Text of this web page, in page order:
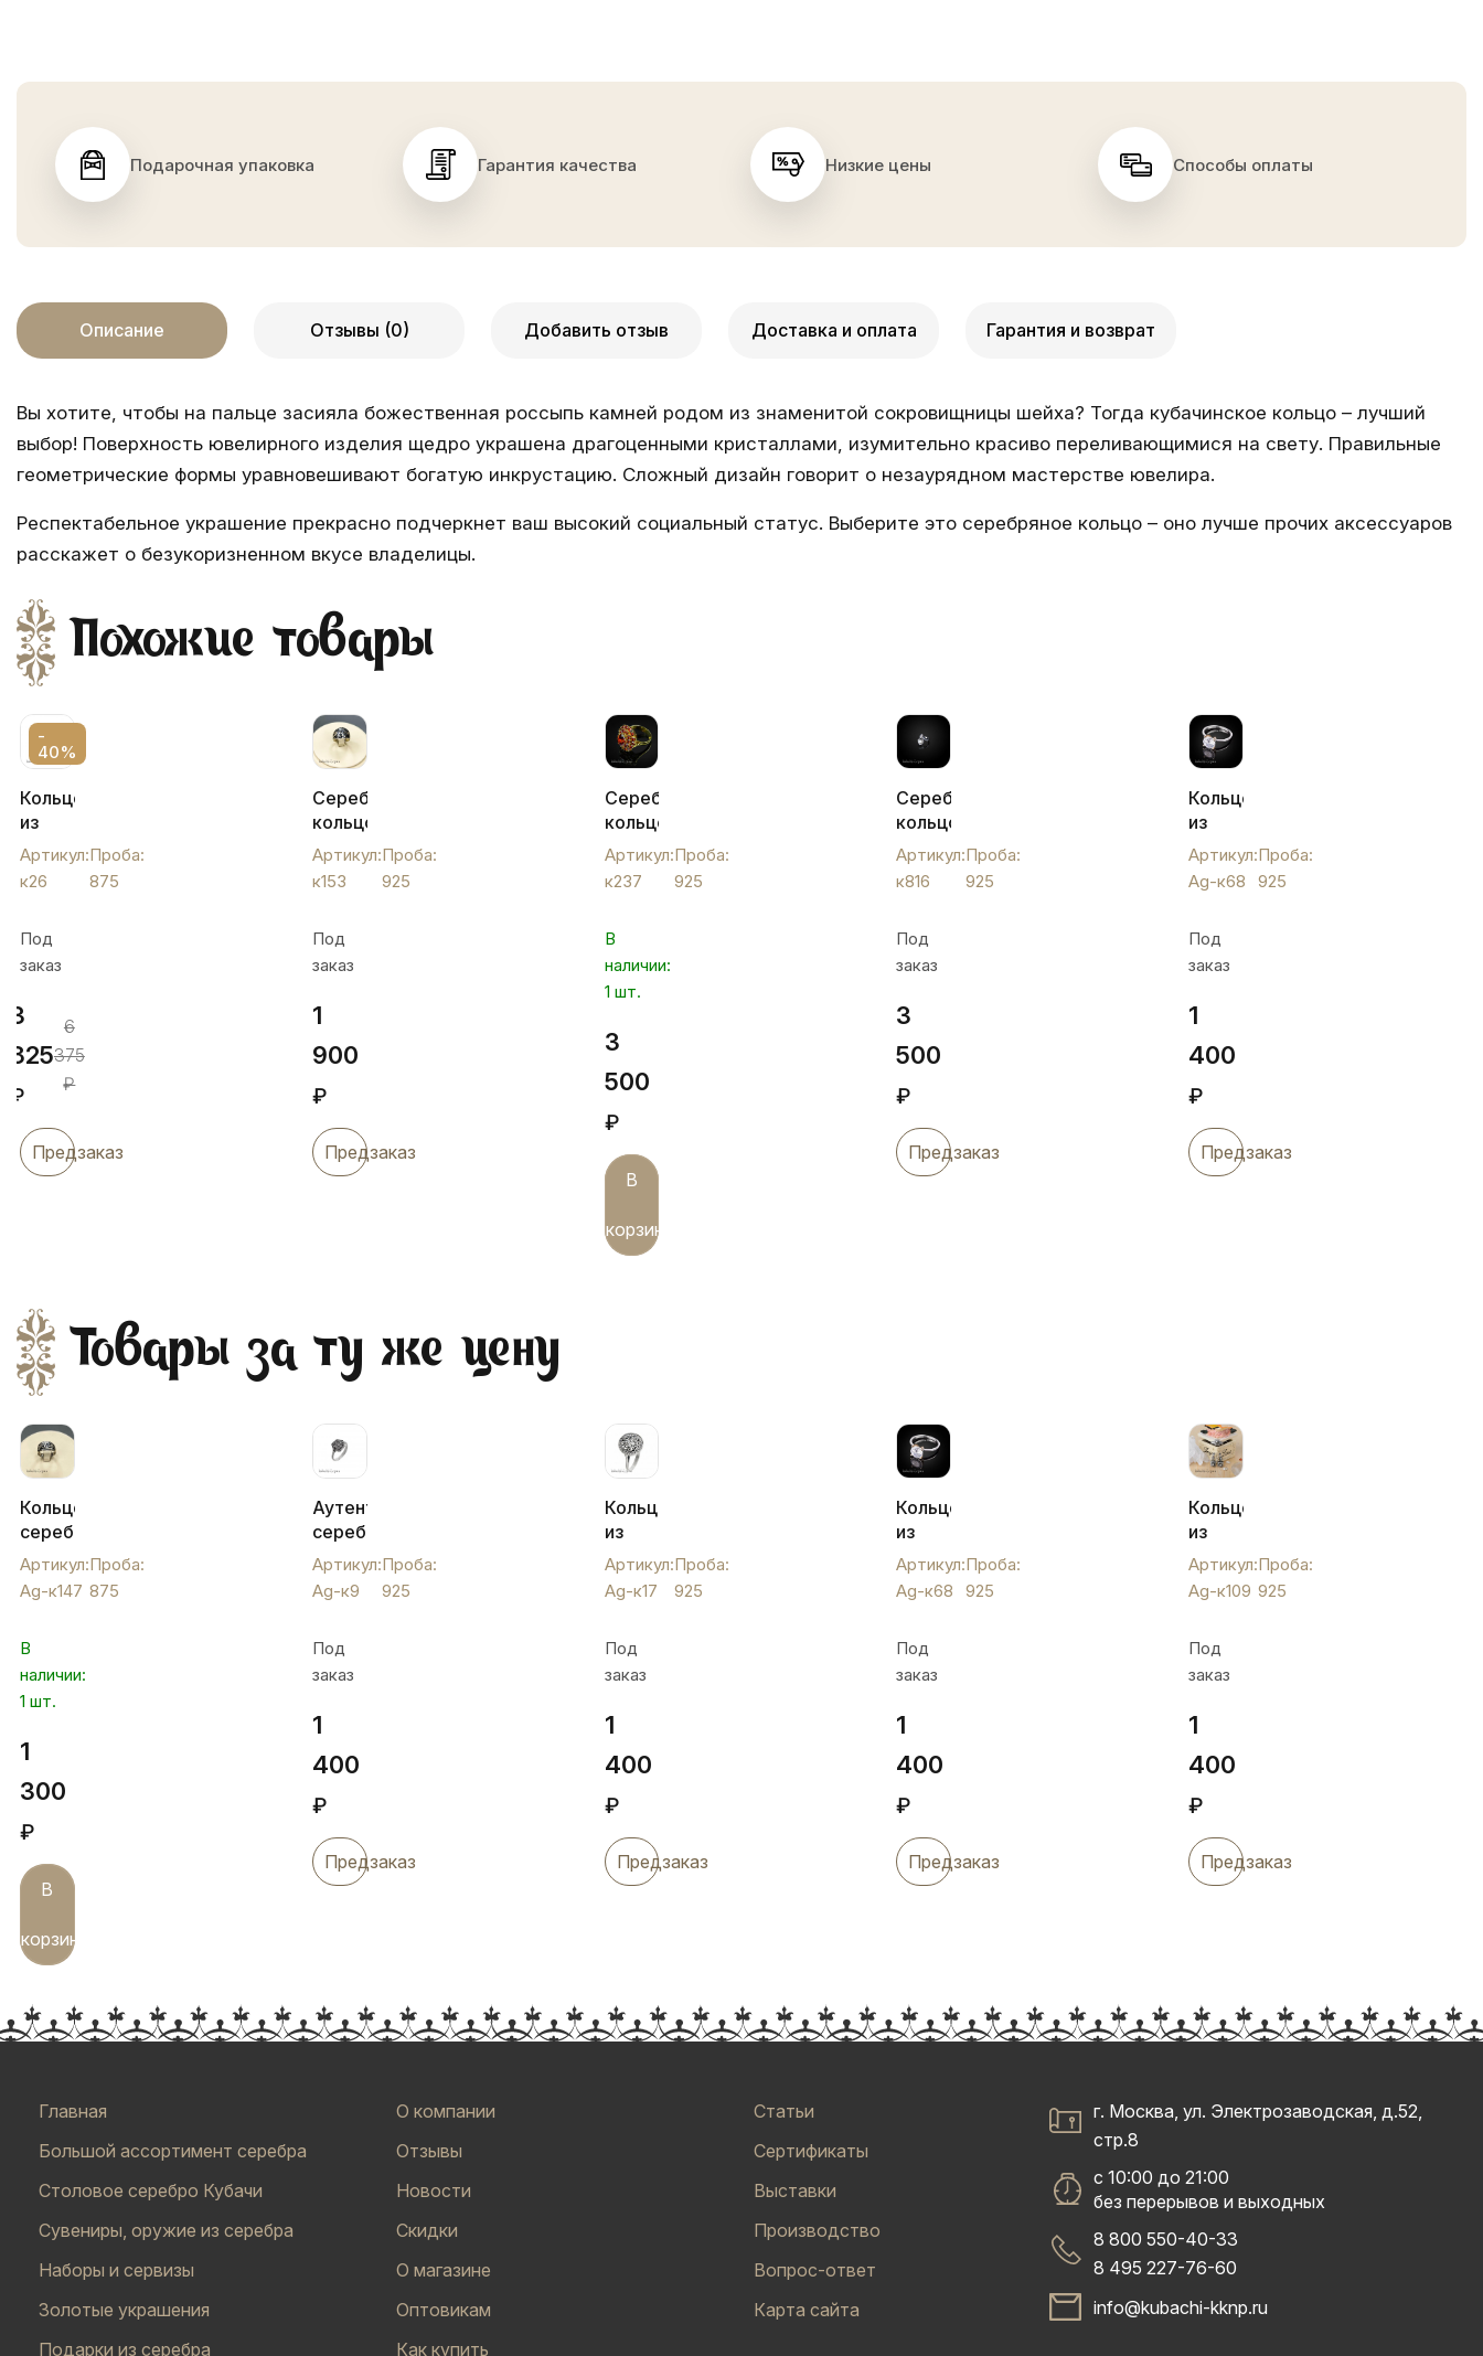
Подарочная упаковка Гарантия качества Низкие цены Способы оплаты
Описание Отзывы (0) Добавить отзыв Доставка и оплата Гарантия и возврат
Вы хотите, чтобы на пальце засияла божественная россыпь камней родом из знаменитой сокровищницы шейха? Тогда кубачинское кольцо – лучший
выбор! Поверхность ювелирного изделия щедро украшена драгоценными кристаллами, изумительно красиво переливающимися на свету. Правильные
геометрические формы уравновешивают богатую инкрустацию. Сложный дизайн говорит о незаурядном мастерстве ювелира.
Респектабельное украшение прекрасно подчеркнет ваш высокий социальный статус. Выберите это серебряное кольцо – оно лучше прочих аксессуаров
расскажет о безукоризненном вкусе владелицы.
Похожие товары
-
40%
Кольцо
из
серебра
"Кубачинская
сказка",
Артикул:
к26
Проба:
875
Под
заказ
3
825
₽
6
375
₽
Предзаказ
Серебряное
кольцо
с
чернью
Белла,
Артикул:
к153
Проба:
925
Под
заказ
1
900
₽
Предзаказ
Серебряное
кольцо
с
фианитами
цвета
позолота,
к237
Артикул:
к237
Проба:
925
В
наличии:
1 шт.
3
500
₽
В
корзину
Серебряное
кольцо
Кубачи
фианитами
искусственным
жемчугом,
Артикул:
к816
Проба:
925
Под
заказ
3
500
₽
Предзаказ
Кольцо
из
серебра
с
крупным
Ag-
к68
Артикул:
Ag-к68
Проба:
925
Под
заказ
1
400
₽
Предзаказ
Товары за ту же цену
Кольцо
серебряное
Кубачи
с
чернью
Ag-
к147
Артикул:
Ag-к147
Проба:
875
В
наличии:
1 шт.
1
300
₽
В
корзину
Аутентичное
серебряное
кольцо
с
фианитами,
Артикул:
Ag-к9
Проба:
925
Под
заказ
1
400
₽
Предзаказ
Кольцо
из
серебра
"Цветочек
аленький",
к17
Артикул:
Ag-к17
Проба:
925
Под
заказ
1
400
₽
Предзаказ
Кольцо
из
серебра
с
крупным
Ag-
к68
Артикул:
Ag-к68
Проба:
925
Под
заказ
1
400
₽
Предзаказ
Кольцо
из
серебра
925
пробы,
к109
Артикул:
Ag-к109
Проба:
925
Под
заказ
1
400
₽
Предзаказ
Главная
Большой ассортимент серебра
Столовое серебро Кубачи
Сувениры, оружие из серебра
Наборы и сервизы
Золотые украшения
Подарки из серебра
О компании
Отзывы
Новости
Скидки
О магазине
Оптовикам
Как купить
Статьи
Сертификаты
Выставки
Производство
Вопрос-ответ
Карта сайта
г. Москва, ул. Электрозаводская, д.52,
стр.8
с 10:00 до 21:00
без перерывов и выходных
8 800 550-40-33
8 495 227-76-60
info@kubachi-kknp.ru